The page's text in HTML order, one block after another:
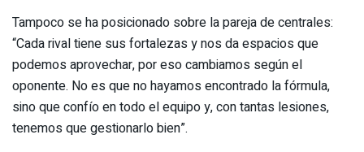
Tampoco se ha posicionado sobre la pareja de centrales:
“Cada rival tiene sus fortalezas y nos da espacios que
podemos aprovechar, por eso cambiamos según el
oponente. No es que no hayamos encontrado la fórmula,
sino que confío en todo el equipo y, con tantas lesiones,
tenemos que gestionarlo bien”.